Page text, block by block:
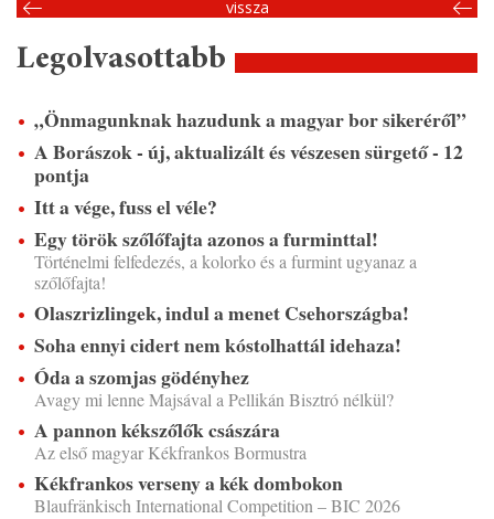
vissza
Legolvasottabb
„Önmagunknak hazudunk a magyar bor sikeréről”
A Borászok - új, aktualizált és vészesen sürgető - 12
pontja
Itt a vége, fuss el véle?
Egy török szőlőfajta azonos a furminttal!
Történelmi felfedezés, a kolorko és a furmint ugyanaz a
szőlőfajta!
Olaszrizlingek, indul a menet Csehországba!
Soha ennyi cidert nem kóstolhattál idehaza!
Óda a szomjas gödényhez
Avagy mi lenne Majsával a Pellikán Bisztró nélkül?
A pannon kékszőlők császára
Az első magyar Kékfrankos Bormustra
Kékfrankos verseny a kék dombokon
Blaufränkisch International Competition – BIC 2026